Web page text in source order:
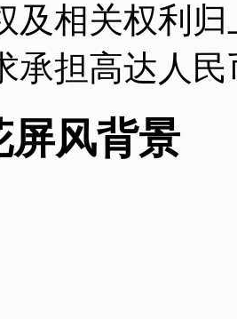
及相关权利
承担高达人
屏风背景